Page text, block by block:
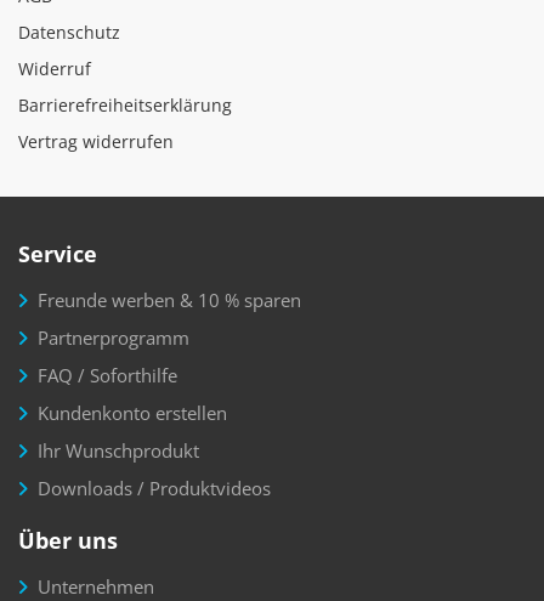
Datenschutz
Widerruf
Barrierefreiheitserklärung
Vertrag widerrufen
Service
Freunde werben & 10 % sparen
Partnerprogramm
FAQ / Soforthilfe
Kundenkonto erstellen
Ihr Wunschprodukt
Downloads / Produktvideos
Über uns
Unternehmen